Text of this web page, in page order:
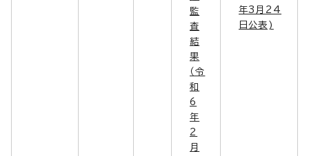
監
査
結
果
（令
和
6
年
2
月
年3月24
日公表)